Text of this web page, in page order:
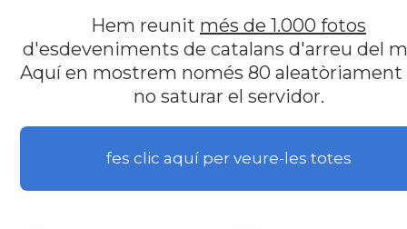
Hem reunit més de 1.000 fotos
d'esdeveniments de catalans d'arreu del
Aquí en mostrem només 80 aleatòriament
no saturar el servidor.
fes clic aquí per veure-les totes